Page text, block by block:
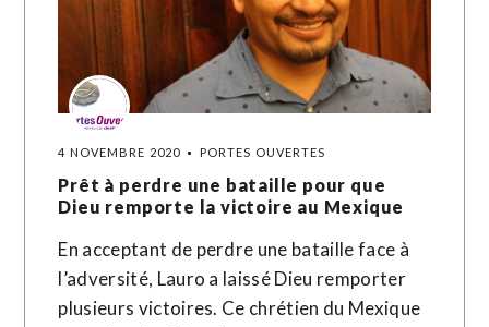
4 NOVEMBRE 2020 PORTES OUVERTES
Prêt à perdre une bataille pour que
Dieu remporte la victoire au Mexique
En acceptant de perdre une bataille face à
l’adversité, Lauro a laissé Dieu remporter
plusieurs victoires. Ce chrétien du Mexique